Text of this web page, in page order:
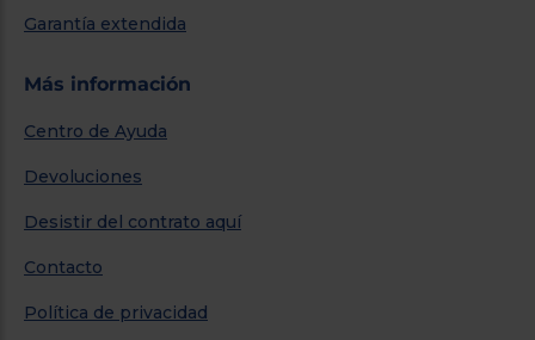
Garantía extendida
Más información
Centro de Ayuda
Devoluciones
Desistir del contrato aquí
Contacto
Política de privacidad